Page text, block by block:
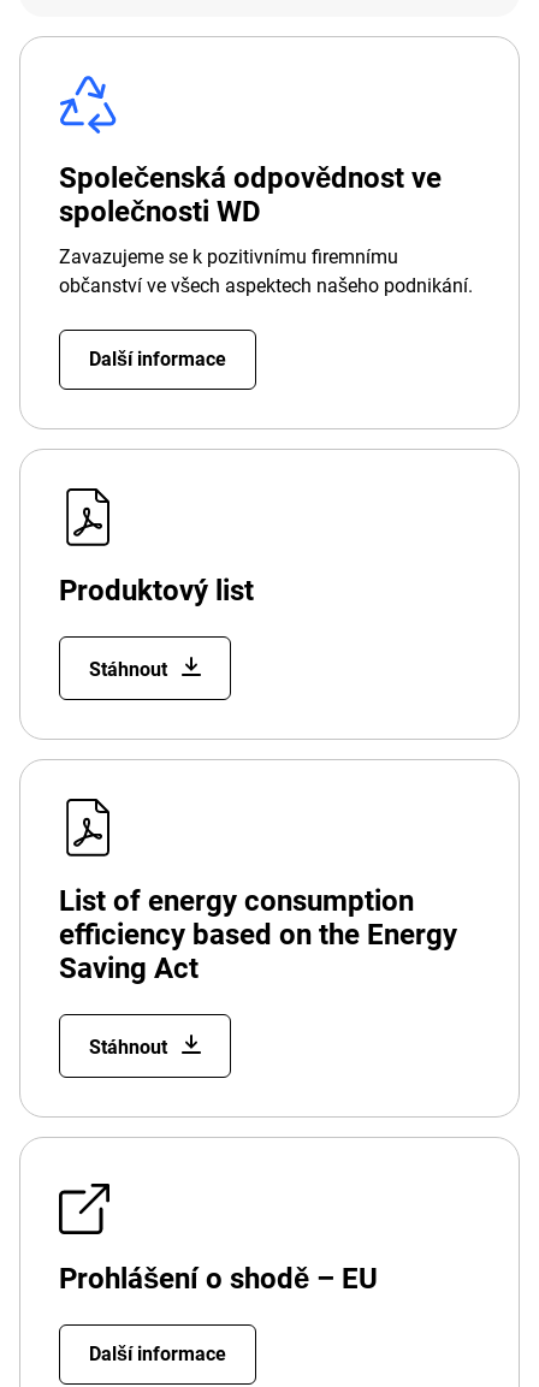
Společenská odpovědnost ve
společnosti WD
Zavazujeme se k pozitivnímu firemnímu
občanství ve všech aspektech našeho podnikání.
Další informace
Produktový list
Stáhnout
List of energy consumption
efficiency based on the Energy
Saving Act
Stáhnout
Prohlášení o shodě – EU
Další informace